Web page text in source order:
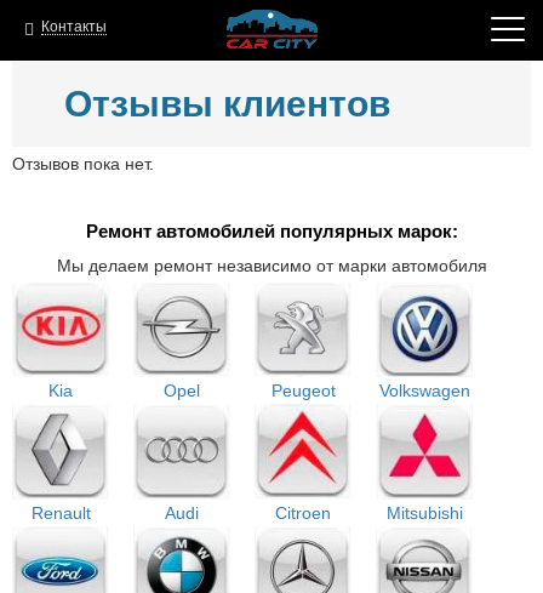
Контакты
Отзывы клиентов
Отзывов пока нет.
Ремонт автомобилей популярных марок:
Мы делаем ремонт независимо от марки автомобиля
Kia Opel Peugeot Volkswagen
Renault Audi Citroen Mitsubishi